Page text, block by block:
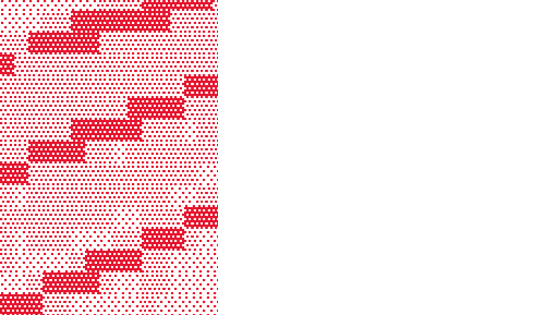
▓▓▓▒▒░░░░░▒░░░░░░░░░░░░░░░░░░░░░░░░░░